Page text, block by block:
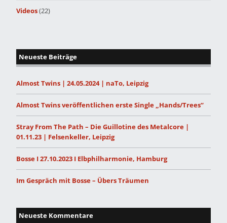
Videos(22)
Neueste Beiträge
Almost Twins | 24.05.2024 | naTo, Leipzig
Almost Twins veröffentlichen erste Single „Hands/Trees“
Stray From The Path – Die Guillotine des Metalcore |
01.11.23 | Felsenkeller, Leipzig
Bosse I 27.10.2023 I Elbphilharmonie, Hamburg
Im Gespräch mit Bosse – Übers Träumen
Neueste Kommentare